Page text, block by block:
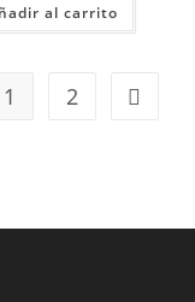
al carrito
1 2